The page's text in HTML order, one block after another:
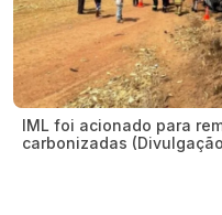
IML foi acionado para
carbonizadas